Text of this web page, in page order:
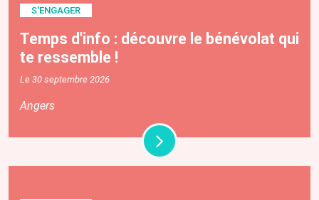
S'ENGAGER
Temps d'info : découvre le bénévolat qui
te ressemble !
Le 30 septembre 2026
Angers